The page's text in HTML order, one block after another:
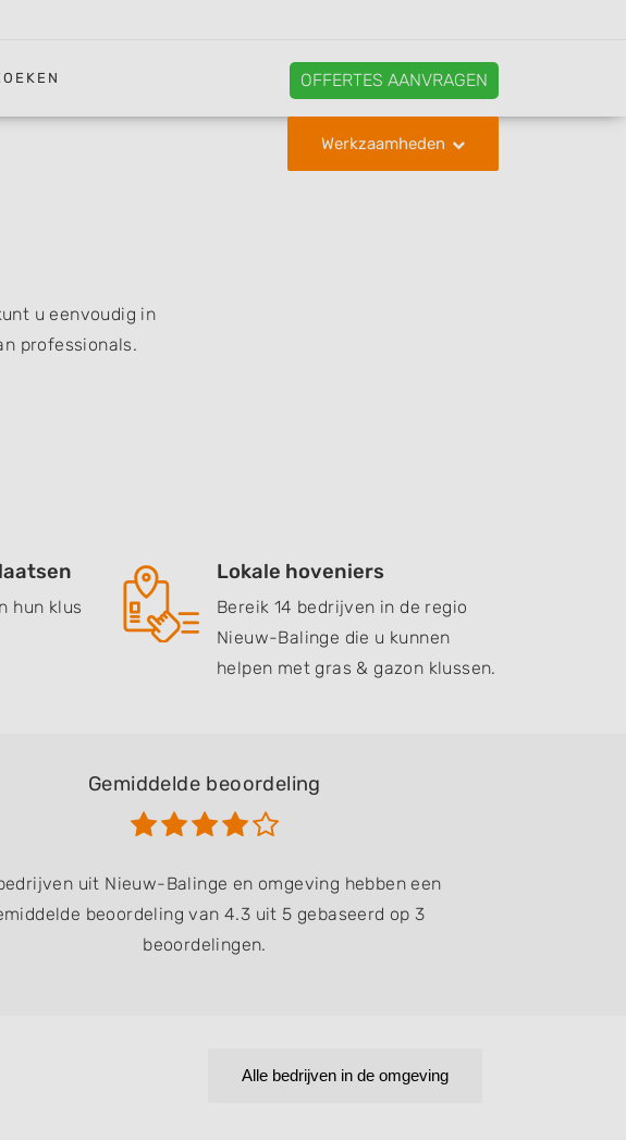
OFFERTES AANVRAGEN
Werkzaamheden
u eenvoudig in
professionals.
hun klus
Lokale hoveniers
Bereik 14 bedrijven in de regio
Nieuw-Balinge die u kunnen
helpen met gras & gazon klussen.
Gemiddelde beoordeling
uit Nieuw-Balinge en omgeving hebben een
beoordeling van 4.3 uit 5 gebaseerd op 3
beoordelingen.
Alle bedrijven in de omgeving